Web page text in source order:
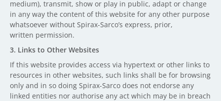
medium), transmit, show or play in public, adapt or change
in any way the content of this website for any other purpose
whatsoever without Spirax-Sarco’s express, prior,
written permission.
3. Links to Other Websites
If this website provides access via hypertext or other links to
resources in other websites, such links shall be for browsing
only and in so doing Spirax-Sarco does not endorse any
linked entities nor authorise any act which may be in breach